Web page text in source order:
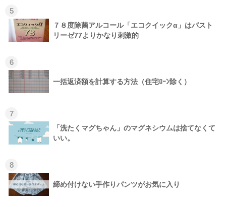
5
７８度除菌アルコール「エコクイックα」はパスト
リーゼ77よりかなり刺激的
6
一括返済額を計算する方法（住宅ﾛｰﾝ除く）
7
「洗たくマグちゃん」のマグネシウムは捨てなくて
いい。
8
締め付けない手作りパンツがお気に入り